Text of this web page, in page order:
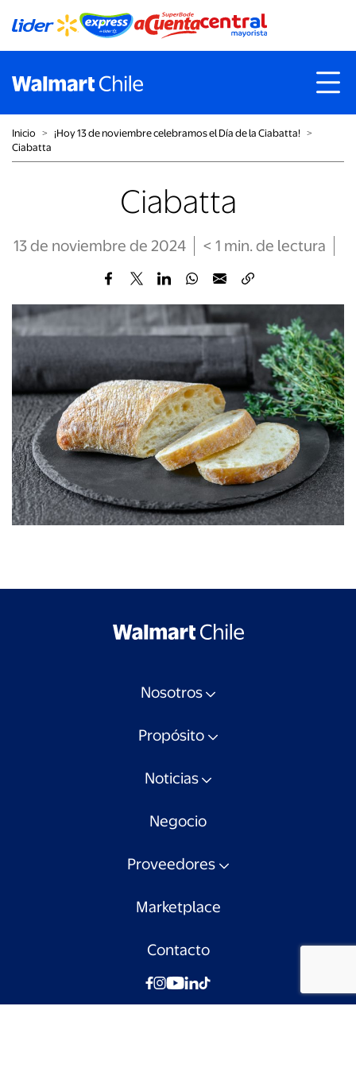
Inicio ˃ ¡Hoy 13 de noviembre celebramos el Día de la Ciabatta! ˃
Ciabatta
Ciabatta
13 de noviembre de 2024 < 1 min. de lectura
Nosotros
Propósito
Noticias
Negocio
Proveedores
Marketplace
Contacto